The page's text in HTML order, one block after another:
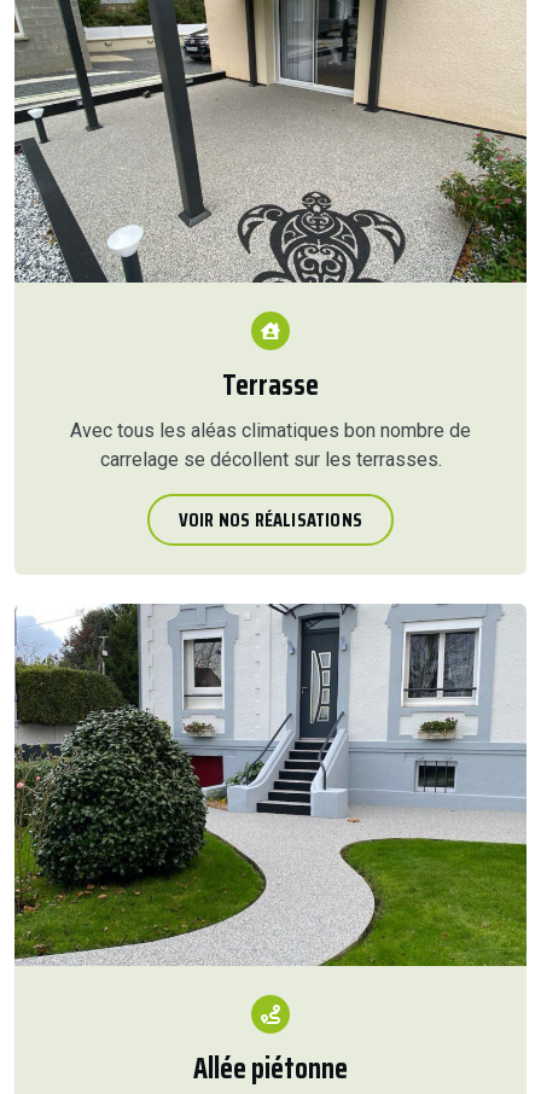
Terrasse
Avec tous les aléas climatiques bon nombre de
carrelage se décollent sur les terrasses.
VOIR NOS RÉALISATIONS
Allée piétonne